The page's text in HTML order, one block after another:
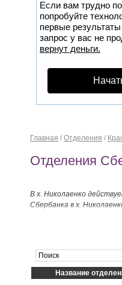
Если вам трудно
попробуйте
первые
запрос у вас не
вернут деньги.
Главная / Отделения /
Отделения
В х. Николаенко
Сбербанка в х.
Название